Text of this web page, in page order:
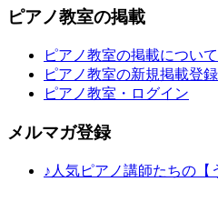
ピアノ教室の掲載
ピアノ教室の掲載について
ピアノ教室の新規掲載登録
ピアノ教室・ログイン
メルマガ登録
♪人気ピアノ講師たちの